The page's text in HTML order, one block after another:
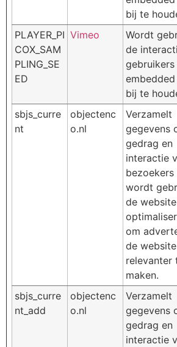
bij te
PLAYER_PI
COX_SAM
PLING_SE
ED
Vimeo
Wordt
de
gebruikers
bij te
sbjs_curre
nt
objectenc
o.nl
Verzamelt
gegevens
gedrag en
interactie
wordt
de
om
de website
relevanter
maken.
sbjs_curre
nt_add
objectenc
o.nl
Verzamelt
gegevens
gedrag en
interactie